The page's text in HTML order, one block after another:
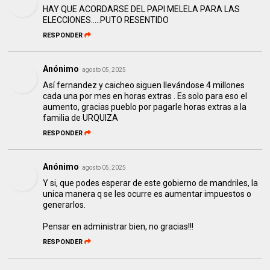
HAY QUE ACORDARSE DEL PAPI MELELA PARA LAS
ELECCIONES…..PUTO RESENTIDO
RESPONDER
Anónimo agosto 05, 2025
Así fernandez y caicheo siguen llevándose 4 millones
cada una por mes en horas extras . Es solo para eso el
aumento, gracias pueblo por pagarle horas extras a la
familia de URQUIZA
RESPONDER
Anónimo agosto 05, 2025
Y si, que podes esperar de este gobierno de mandriles, la
unica manera q se les ocurre es aumentar impuestos o
generarlos.
Pensar en administrar bien, no gracias!!!
RESPONDER